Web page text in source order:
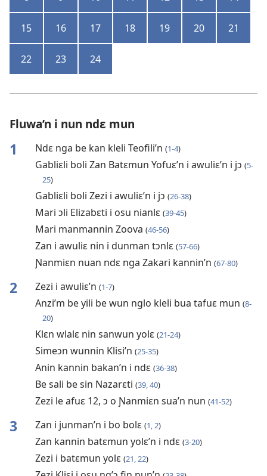
15 16 17 18 19 20 21
22 23 24
Fluwa’n i nun ndɛ mun
1 Ndɛ nga be kan kleli Teofili’n (1-4)
Gabliɛli boli Zan Batɛmun Yofuɛ’n i awuliɛ’n i jɔ (5-
25)
Gabliɛli boli Zezi i awuliɛ’n i jɔ (26-38)
Mari ɔli Elizabɛti i osu nianlɛ (39-45)
Mari manmannin Zoova (46-56)
Zan i awuliɛ nin i dunman tɔnlɛ (57-66)
Ɲanmiɛn nuan ndɛ nga Zakari kannin’n (67-80)
2 Zezi i awuliɛ’n (1-7)
Anzi’m be yili be wun nglo kleli bua tafuɛ mun (8-
20)
Klɛn wlalɛ nin sanwun yolɛ (21-24)
Simeɔn wunnin Klisi’n (25-35)
Anin kannin bakan’n i ndɛ (36-38)
Be sali be sin Nazarɛti (39, 40)
Zezi le afuɛ 12, ɔ o Ɲanmiɛn sua’n nun (41-52)
3 Zan i junman’n i bo bolɛ (1, 2)
Zan kannin batɛmun yolɛ’n i ndɛ (3-20)
Zezi i batɛmun yolɛ (21, 22)